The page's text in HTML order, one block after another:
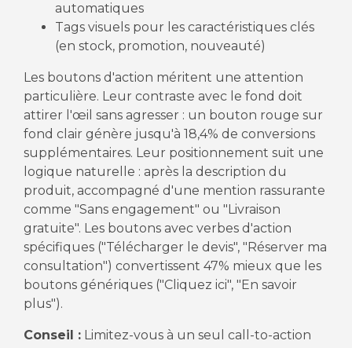
automatiques
Tags visuels pour les caractéristiques clés
(en stock, promotion, nouveauté)
Les boutons d'action méritent une attention
particulière. Leur contraste avec le fond doit
attirer l'œil sans agresser : un bouton rouge sur
fond clair génère jusqu'à 18,4% de conversions
supplémentaires. Leur positionnement suit une
logique naturelle : après la description du
produit, accompagné d'une mention rassurante
comme "Sans engagement" ou "Livraison
gratuite". Les boutons avec verbes d'action
spécifiques ("Télécharger le devis", "Réserver ma
consultation") convertissent 47% mieux que les
boutons génériques ("Cliquez ici", "En savoir
plus").
Conseil :Limitez-vous à un seul call-to-action